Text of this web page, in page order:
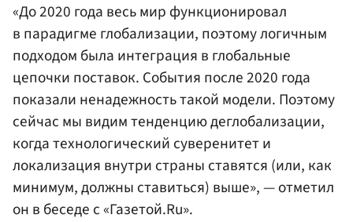
«До 2020 года весь мир функционировал
в парадигме глобализации, поэтому логичным
подходом была интеграция в глобальные
цепочки поставок. События после 2020 года
показали ненадежность такой модели. Поэтому
сейчас мы видим тенденцию деглобализации,
когда технологический суверенитет и
локализация внутри страны ставятся (или, как
минимум, должны ставиться) выше», — отметил
он в беседе с «Газетой.Ru».